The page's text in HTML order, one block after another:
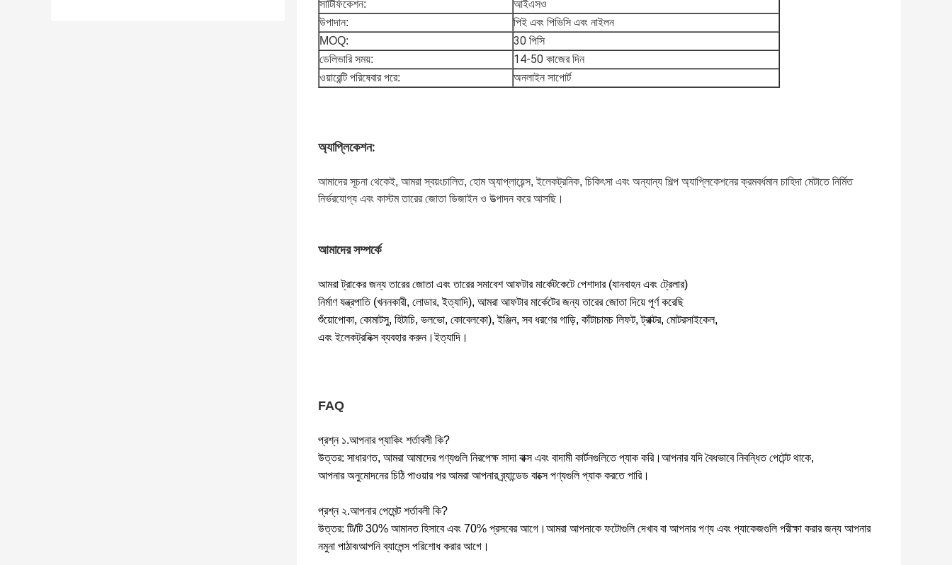
সার্টিফিকেশন:
আইএসও
উপাদান:
পিই এবং পিভিসি এবং নাইলন
MOQ:
30 পিসি
ডেলিভারি সময়: 14-50 কাজের দিন
ওয়ারেন্টি পরিষেবার পরে: অনলাইন সাপোর্ট
অ্যাপ্লিকেশন:
আমাদের সূচনা থেকেই, আমরা স্বয়ংচালিত, হোম অ্যাপ্লায়েন্স, ইলেকট্রনিক, চিকিৎসা এবং অন্যান্য শিল্প অ্যাপ্লিকেশনের ক্রমবর্ধমান চাহিদা মেটাতে নির্মিত
নির্ভরযোগ্য এবং কাস্টম তারের জোতা ডিজাইন ও উত্পাদন করে আসছি।
আমাদের সম্পর্কে
আমরা ট্রাকের জন্য তারের জোতা এবং তারের সমাবেশ আফটার মার্কেটকেটে পেশাদার (যানবাহন এবং ট্রেলার)
নির্মাণ যন্ত্রপাতি (খননকারী, লোডার, ইত্যাদি), আমরা আফটার মার্কেটের জন্য তারের জোতা দিয়ে পূর্ণ করেছি
শুঁয়োপোকা, কোমাটসু, হিটাচি, ভলভো, কোবেলকো), ইঞ্জিন, সব ধরণের গাড়ি, কাঁটাচামচ লিফট, ট্রাক্টর, মোটরসাইকেল,
এবং ইলেকট্রনিক্স ব্যবহার করুন।ইত্যাদি।
FAQ
প্রশ্ন ১.আপনার প্যাকিং শর্তাবলী কি?
উত্তর: সাধারণত, আমরা আমাদের পণ্যগুলি নিরপেক্ষ সাদা বাক্স এবং বাদামী কার্টনগুলিতে প্যাক করি।আপনার যদি বৈধভাবে নিবন্ধিত পেটেন্ট থাকে,
আপনার অনুমোদনের চিঠি পাওয়ার পর আমরা আপনার ব্র্যান্ডেড বাক্সে পণ্যগুলি প্যাক করতে পারি।
প্রশ্ন ২.আপনার পেমেন্ট শর্তাবলী কি?
উত্তর: টি/টি 30% আমানত হিসাবে এবং 70% প্রসবের আগে।আমরা আপনাকে ফটোগুলি দেখাব বা আপনার পণ্য এবং প্যাকেজগুলি পরীক্ষা করার জন্য আপনার
নমুনা পাঠাব৷আপনি ব্যালেন্স পরিশোধ করার আগে।